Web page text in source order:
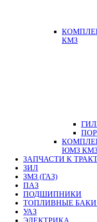
КМЗ
ЮМЗ
ЗАПЧАСТИ К
ЗИЛ
ЗМЗ (ГАЗ)
ПАЗ
ПОДШИПНИКИ
ТОПЛИВНЫЕ
УАЗ
ЭЛЕКТРИКА